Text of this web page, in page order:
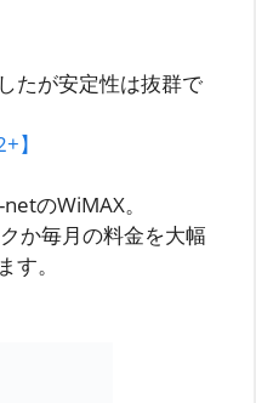
たが安定性は抜群で
】
のWiMAX。
か毎月の料金を大幅
す。